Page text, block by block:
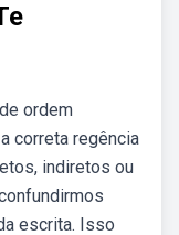
ordem
correta regência
indiretos ou
escrita. Isso